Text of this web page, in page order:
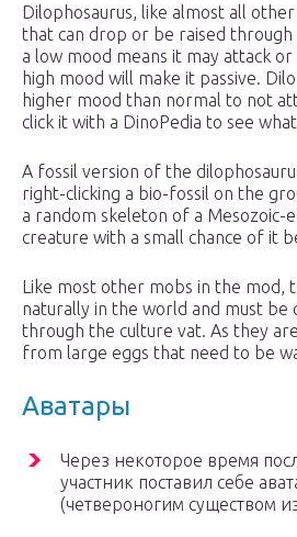
Dilophosaurus, like almost all
that can drop or be raised through
a low mood means it may attack or
high mood will make it passive.
higher mood than normal to not
click it with a DinoPedia to see
A fossil version of the
right-clicking a bio-fossil on the
a random skeleton of a Mesozoic-
creature with a small chance of it
Like most other mobs in the mod,
naturally in the world and must
through the culture vat. As they
from large eggs that need to be
Аватары
Через некоторое время
участник поставил себе
(четвероногим существом